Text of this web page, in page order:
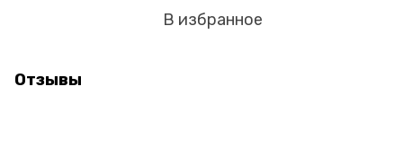
В избранное
Отзывы